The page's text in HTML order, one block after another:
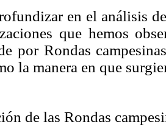
en el análisis
que hemos
por Rondas
la manera en que
de las Rondas